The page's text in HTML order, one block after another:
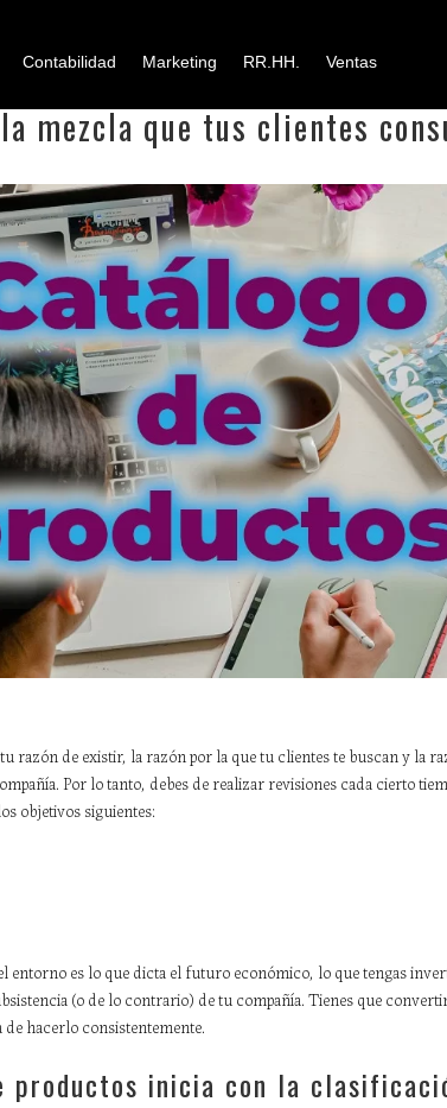
Contabilidad Marketing RR.HH. Ventas
mezcla que tus clientes
razón de existir, la razón por la que tu clientes te buscan y la
Por lo tanto, debes de realizar revisiones cada cierto
objetivos siguientes:
entorno es lo que dicta el futuro económico, lo que tengas
(o de lo contrario) de tu compañía. Tienes que
hacerlo consistentemente.
inicia con la